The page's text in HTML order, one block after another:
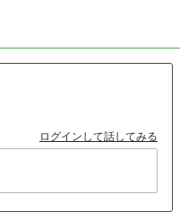
ログインして話してみる